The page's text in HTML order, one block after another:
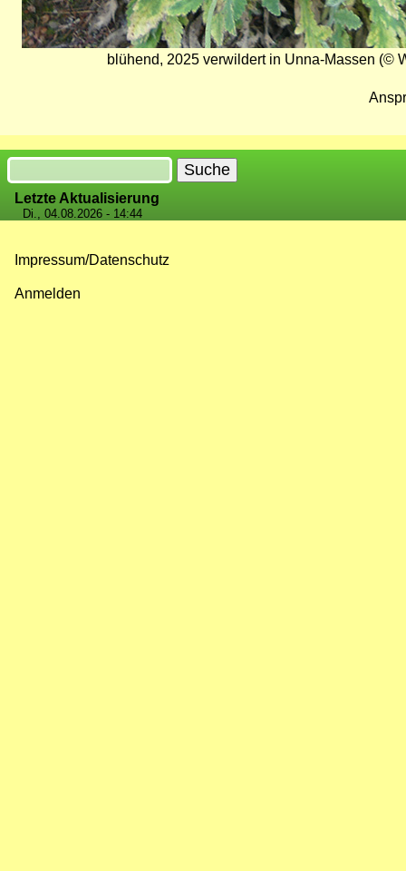
blühend, 2025 verwildert in Unna-Massen (©
Suche
Letzte Aktualisierung
Di., 04.08.2026 - 14:44
Impressum/Datenschutz
Anmelden